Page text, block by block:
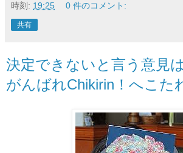
時刻: 19:25 0 件のコメント:
共有
決定できないと言う意見
がんばれChikirin！へこた